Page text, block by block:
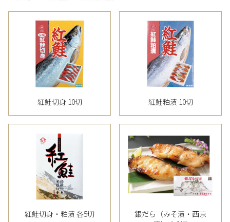
紅鮭切身 10切 紅鮭粕漬 10切
紅鮭切身・粕漬 各5切
銀だら（みそ漬・西京